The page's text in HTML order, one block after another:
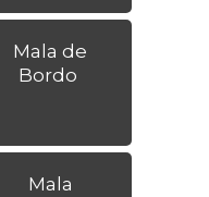
Mala de
Bordo
Mala